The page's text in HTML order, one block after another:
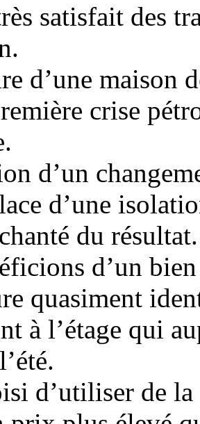
satisfait des
d’une maison
crise
d’un
d’une
du résultat.
d’un
quasiment
à l’étage qui
d’utiliser de